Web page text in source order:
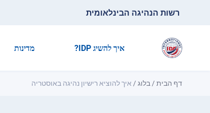
רשות הנהיגה הבינלאומית
איך להשיג IDP? מדינות
דף הבית/ בלוג/ איך להוציא רישיון נהיגה באוסטריה